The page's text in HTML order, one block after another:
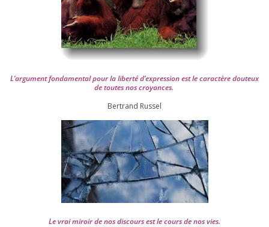
L’argument fon­da­men­tal pour la liber­té d’expression est le carac­tère dou­teux
de toutes nos croyances.
Ber­trand Russel
Le vrai miroir de nos dis­cours est le cours de nos vies.